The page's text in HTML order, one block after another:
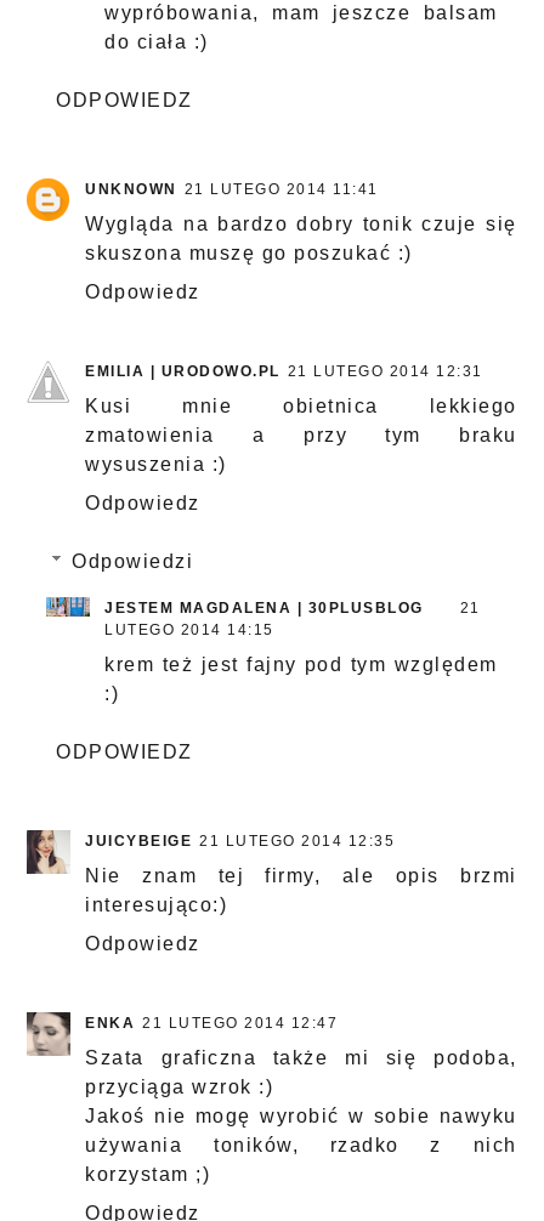
wypróbowania, mam jeszcze balsam
do ciała :)
ODPOWIEDZ
UNKNOWN 21 LUTEGO 2014 11:41
Wygląda na bardzo dobry tonik czuje się
skuszona muszę go poszukać :)
Odpowiedz
EMILIA | URODOWO.PL 21 LUTEGO 2014 12:31
Kusi mnie obietnica lekkiego
zmatowienia a przy tym braku
wysuszenia :)
Odpowiedz
Odpowiedzi
JESTEM MAGDALENA | 30PLUSBLOG
21
LUTEGO 2014 14:15
krem też jest fajny pod tym względem
:)
ODPOWIEDZ
JUICYBEIGE 21 LUTEGO 2014 12:35
Nie znam tej firmy, ale opis brzmi
interesująco:)
Odpowiedz
ENKA 21 LUTEGO 2014 12:47
Szata graficzna także mi się podoba,
przyciąga wzrok :)
Jakoś nie mogę wyrobić w sobie nawyku
używania toników, rzadko z nich
korzystam ;)
Odpowiedz